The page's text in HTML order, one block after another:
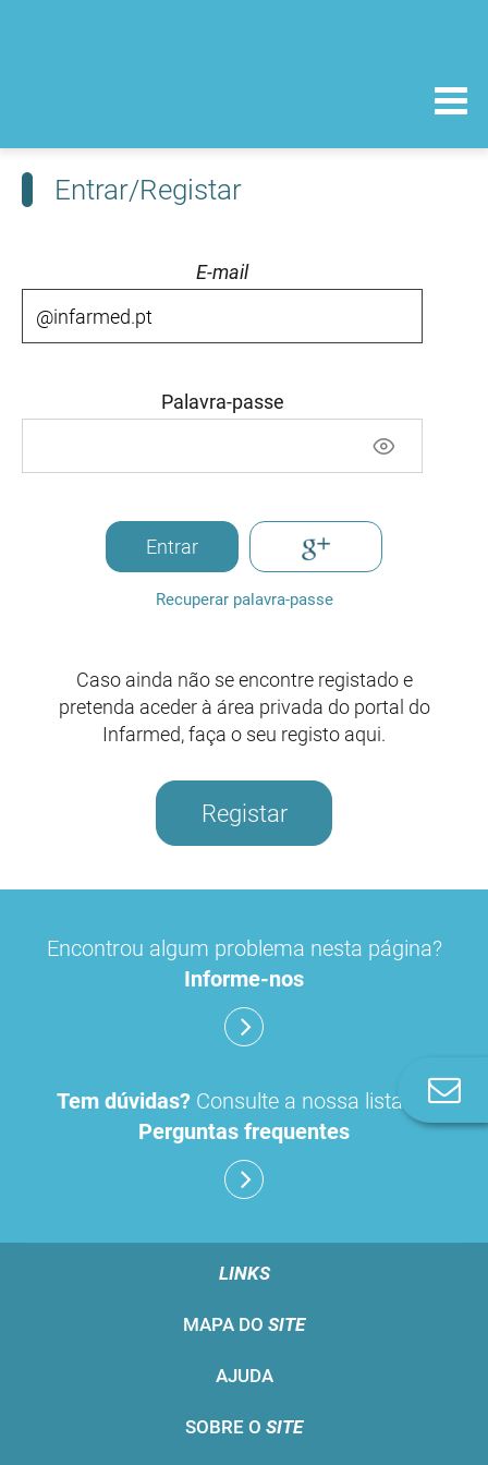
Entrar/Registar
E-mail
Palavra-passe
Entrar
Recuperar palavra-passe
Caso ainda não se encontre registado e
pretenda aceder à área privada do portal do
Infarmed, faça o seu registo aqui.
Registar
Encontrou algum problema nesta página?
Informe-nos
Tem dúvidas? Consulte a nossa lista de
Perguntas frequentes
LINKS
MAPA DO SITE
AJUDA
SOBRE O SITE